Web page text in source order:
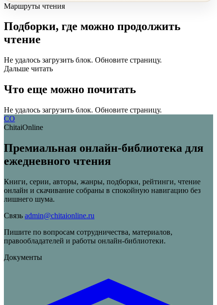
Маршруты чтения
Подборки, где можно продолжить
чтение
Не удалось загрузить блок. Обновите страницу.
Дальше читать
Что еще можно почитать
Не удалось загрузить блок. Обновите страницу.
CO
ChitaiOnline
Премиальная онлайн-библиотека для
ежедневного чтения
Книги, серии, авторы, жанры, подборки, рейтинги, чтение
онлайн и скачивание собраны в спокойную навигацию без
лишнего шума.
Связь admin@chitaionline.ru
Пишите по вопросам сотрудничества, материалов,
правообладателей и работы онлайн-библиотеки.
Документы